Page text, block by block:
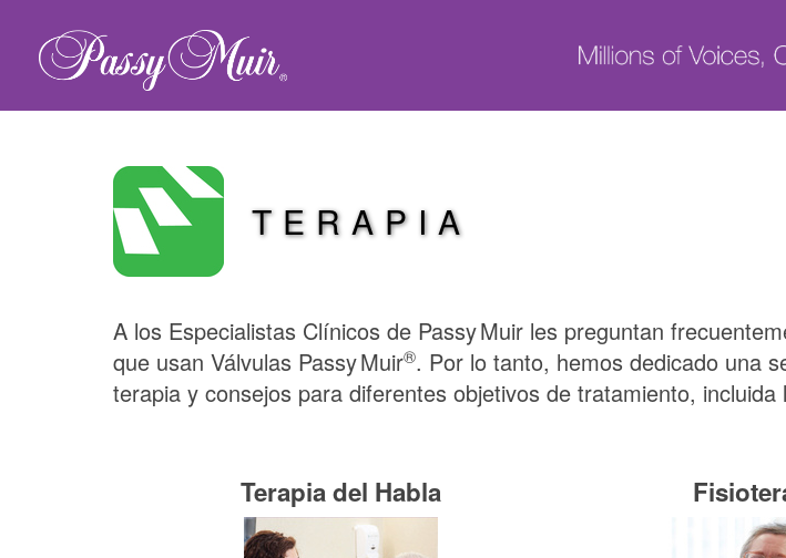
TERAPIA
A los Especialistas Clínicos de Passy Muir les preguntan
que usan Válvulas Passy Muir®. Por lo tanto, hemos dedicado una
terapia y consejos para diferentes objetivos de tratamiento,
Terapia del Habla